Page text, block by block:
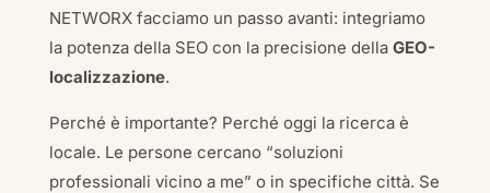
NETWORX facciamo un passo avanti: integriamo
la potenza della SEO con la precisione della GEO-
localizzazione.
Perché è importante? Perché oggi la ricerca è
locale. Le persone cercano “soluzioni
professionali vicino a me” o in specifiche città. Se